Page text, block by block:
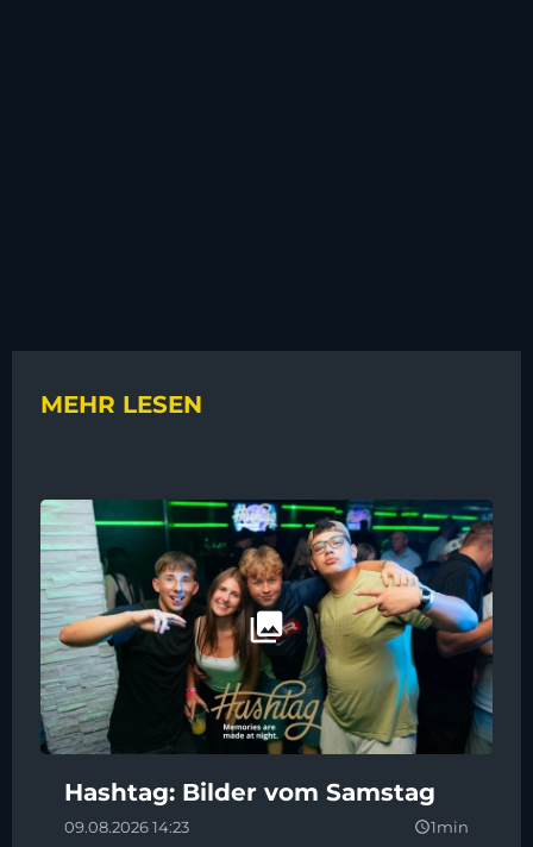
MEHR LESEN
Hashtag: Bilder vom Samstag
09.08.2026 14:23 query_builder1min